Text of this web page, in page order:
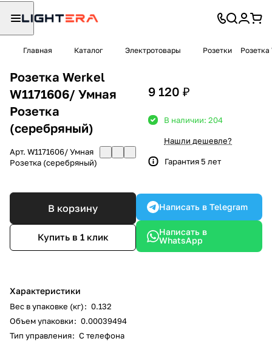
Главная Каталог Электротовары Розетки
Розетка Werkel
W1171606/ Умная
Розетка
(серебряный)
Арт. W1171606/ Умная
Розетка (серебряный)
В корзину
Купить в 1 клик
Характеристики
Вес в упаковке (кг): 0.132
Объем упаковки: 0.00039494
Тип управления: С телефона
9 120 ₽
В наличии: 204
Нашли дешевле?
Гарантия 5 лет
Написать в Telegram
Написать в
WhatsApp